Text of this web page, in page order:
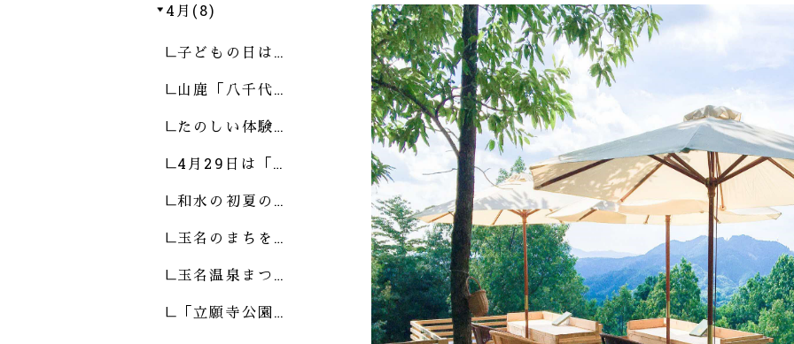
4月(8)
子どもの日は…
山鹿「八千代…
たのしい体験…
4月29日は「…
和水の初夏の…
玉名のまちを…
玉名温泉まつ…
「立願寺公園…